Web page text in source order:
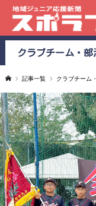
クラブチーム・部
記事一覧 クラブチーム